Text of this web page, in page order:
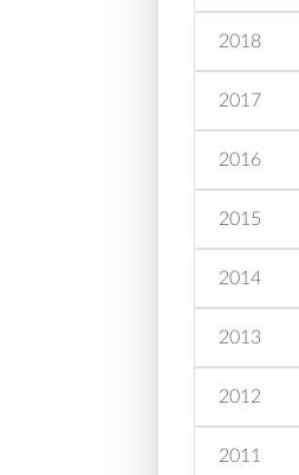
2018
2017
2016
2015
2014
2013
2012
2011